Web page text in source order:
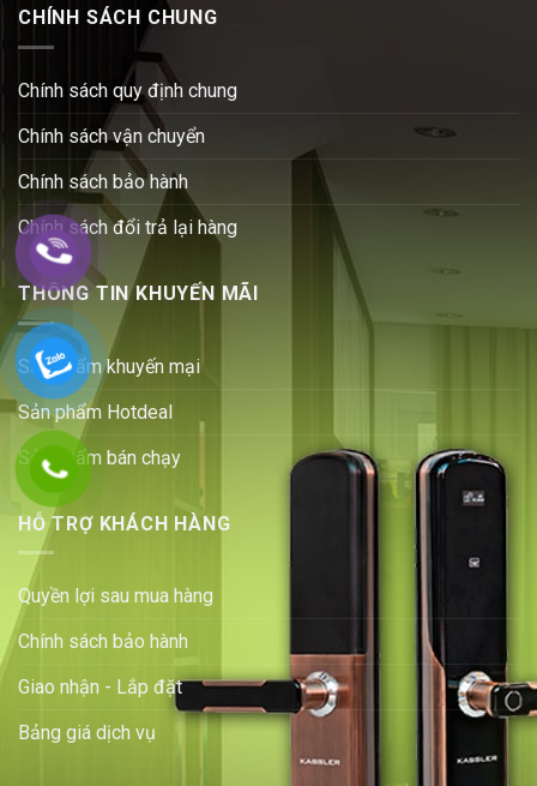
CHÍNH SÁCH CHUNG
Chính sách quy định chung
Chính sách vận chuyển
Chính sách bảo hành
Chính sách đổi trả lại hàng
THÔNG TIN KHUYẾN MÃI
Sản phẩm khuyến mại
Sản phẩm Hotdeal
Sản phẩm bán chạy
HỖ TRỢ KHÁCH HÀNG
Quyền lợi sau mua hàng
Chính sách bảo hành
Giao nhận - Lắp đặt
Bảng giá dịch vụ